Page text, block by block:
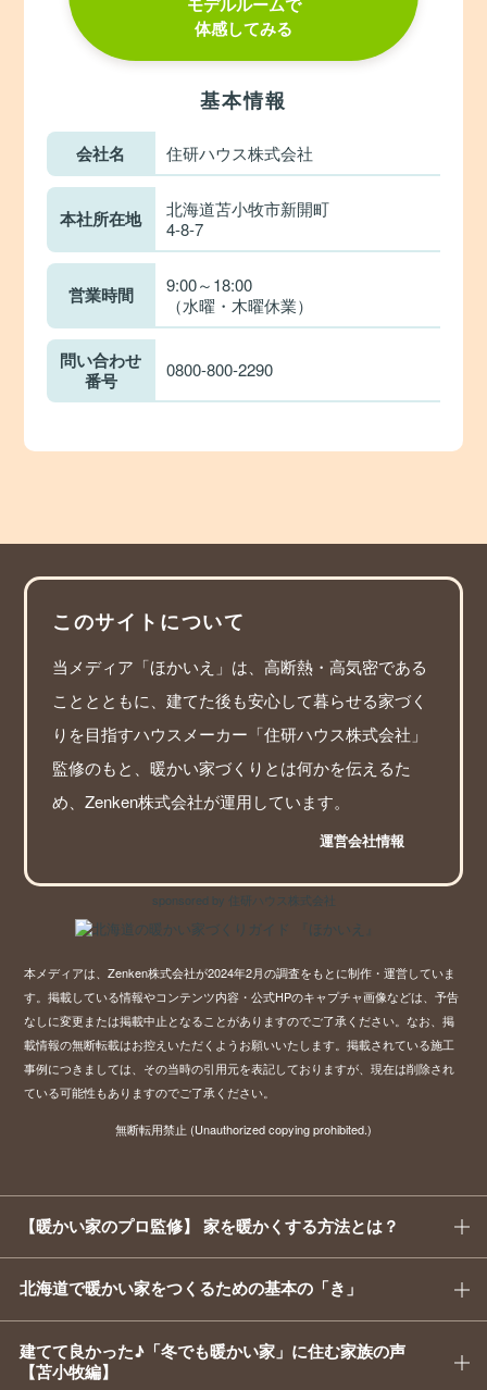
体感してみる
基本情報
会社名 住研ハウス株式会社
本社所在地
北海道苫小牧市新開町
4-8-7
営業時間
9:00～18:00
（水曜・木曜休業）
問い合わせ
番号
0800-800-2290
このサイトについて
当メディア「ほかいえ」は、高断熱・高気密である
こととともに、建てた後も安心して暮らせる家づく
りを目指すハウスメーカー「住研ハウス株式会社」
監修のもと、暖かい家づくりとは何かを伝えるた
め、Zenken株式会社が運用しています。
運営会社情報
sponsored by 住研ハウス株式会社
本メディアは、Zenken株式会社が2024年2月の調査をもとに制作・運営していま
す。掲載している情報やコンテンツ内容・公式HPのキャプチャ画像などは、予告
なしに変更または掲載中止となることがありますのでご了承ください。なお、掲
載情報の無断転載はお控えいただくようお願いいたします。掲載されている施工
事例につきましては、その当時の引用元を表記しておりますが、現在は削除され
ている可能性もありますのでご了承ください。
無断転用禁止 (Unauthorized copying prohibited.)
【暖かい家のプロ監修】 家を暖かくする方法とは？
北海道で暖かい家をつくるための基本の「き」
建てて良かった♪「冬でも暖かい家」に住む家族の声
【苫小牧編】